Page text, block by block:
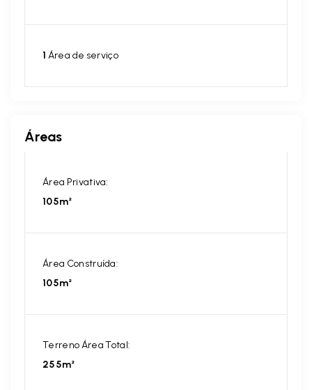
1 Área de serviço
Áreas
Área Privativa:
105m²
Área Construída:
105m²
Terreno Área Total:
255m²